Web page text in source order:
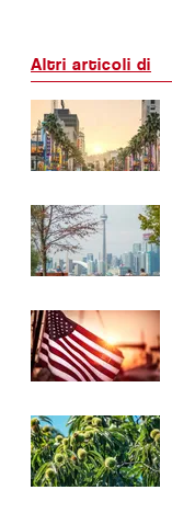
Altri articoli di